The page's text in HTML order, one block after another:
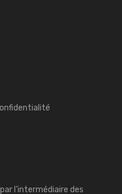
l’intermédiaire des